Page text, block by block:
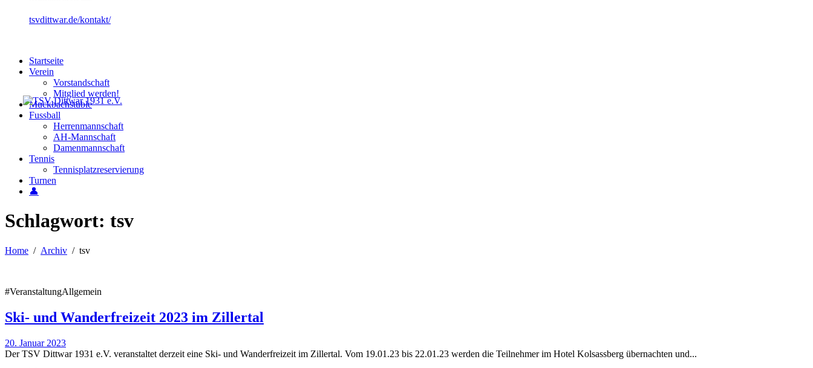
tsvdittwar.de/kontakt/
Startseite
Verein
Vorstandschaft
Mitglied werden!
Muckbachstüble
Fussball
Herrenmannschaft
AH-Mannschaft
Damenmannschaft
Tennis
Tennisplatzreservierung
Turnen
👤
Schlagwort: tsv
Home Archiv tsv
#VeranstaltungAllgemein
Ski- und Wanderfreizeit 2023 im Zillertal
20. Januar 2023
Der TSV Dittwar 1931 e.V. veranstaltet derzeit eine Ski- und Wanderfreizeit im Zillertal. Vom 19.01.23 bis 22.01.23 werden die Teilnehmer im Hotel Kolsassberg übernachten und...